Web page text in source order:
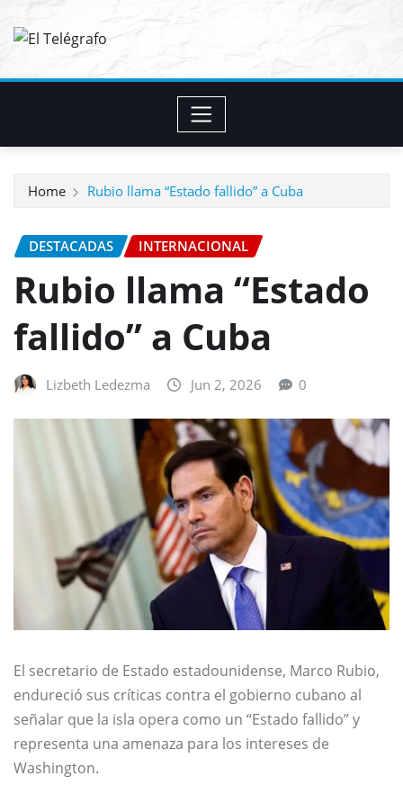
Home Rubio llama “Estado fallido” a Cuba
DESTACADAS INTERNACIONAL
Rubio llama “Estado
fallido” a Cuba
Lizbeth Ledezma Jun 2, 2026 0
El secretario de Estado estadounidense, Marco Rubio,
endureció sus críticas contra el gobierno cubano al
señalar que la isla opera como un “Estado fallido” y
representa una amenaza para los intereses de
Washington.